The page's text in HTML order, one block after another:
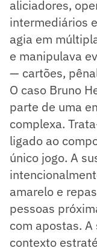
aliciadores,
intermediários
agia em
e manipulava
— cartões,
O caso Bruno
parte de uma
complexa.
ligado ao
único jogo. A
amarelo e
pessoas
com apostas.
contexto